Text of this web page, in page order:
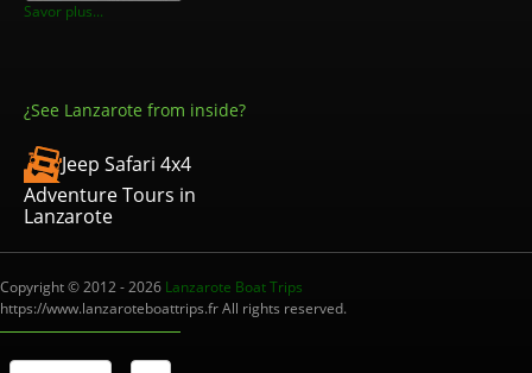
Savor plus...
¿See Lanzarote from inside?
Jeep Safari 4x4
Adventure Tours in
Lanzarote
Copyright © 2012 - 2026 Lanzarote Boat Trips
https://www.lanzaroteboattrips.fr All rights reserved.